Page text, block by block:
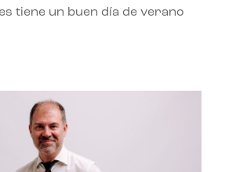
tiene un buen día de verano